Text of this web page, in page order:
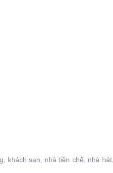
khách sạn, nhà tiền chế, nhà